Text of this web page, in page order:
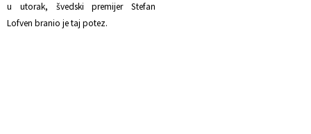
u utorak, švedski premijer Stefan
Lofven branio je taj potez.